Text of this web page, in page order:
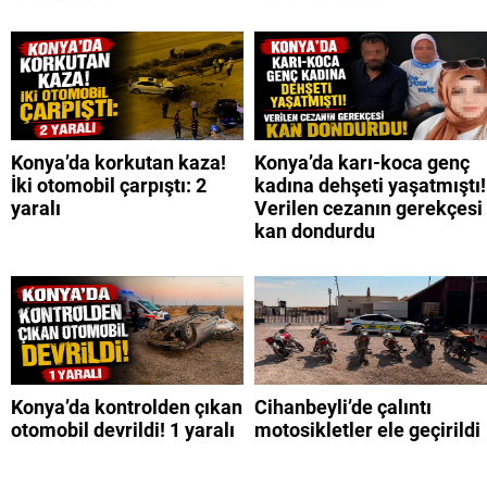
Konya’da korkutan kaza!
İki otomobil çarpıştı: 2
yaralı
Konya’da karı-koca genç
kadına dehşeti yaşatmıştı!
Verilen cezanın gerekçesi
kan dondurdu
Konya’da kontrolden çıkan
otomobil devrildi! 1 yaralı
Cihanbeyli’de çalıntı
motosikletler ele geçirildi